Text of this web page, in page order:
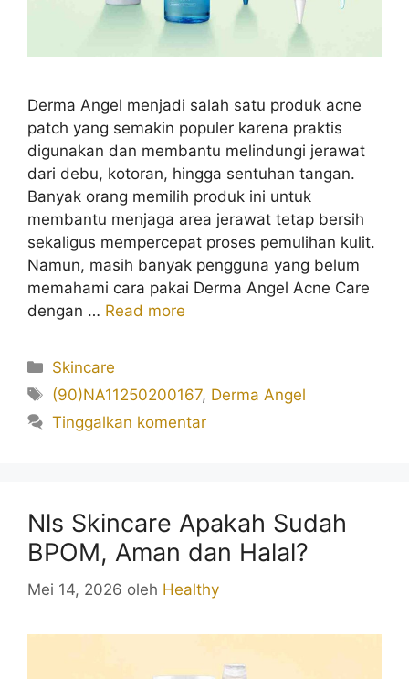
Derma Angel menjadi salah satu produk acne
patch yang semakin populer karena praktis
digunakan dan membantu melindungi jerawat
dari debu, kotoran, hingga sentuhan tangan.
Banyak orang memilih produk ini untuk
membantu menjaga area jerawat tetap bersih
sekaligus mempercepat proses pemulihan kulit.
Namun, masih banyak pengguna yang belum
memahami cara pakai Derma Angel Acne Care
dengan … Read more
Kategori
Skincare
Tag
(90)NA11250200167, Derma Angel
Tinggalkan komentar
Nls Skincare Apakah Sudah
BPOM, Aman dan Halal?
Mei 14, 2026 oleh Healthy